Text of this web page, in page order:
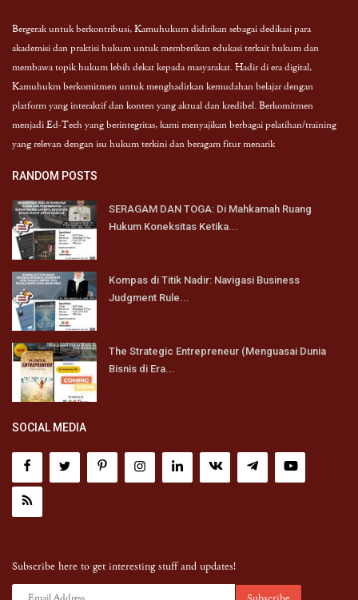
Bergerak untuk berkontribusi, Kamuhukum didirikan sebagai dedikasi para
akademisi dan praktisi hukum untuk memberikan edukasi terkait hukum dan
membawa topik hukum lebih dekat kepada masyarakat. Hadir di era digital,
Kamuhukm berkomitmen untuk menghadirkan kemudahan belajar dengan
platform yang interaktif dan konten yang aktual dan kredibel. Berkomitmen
menjadi Ed-Tech yang berintegritas, kami menyajikan berbagai pelatihan/training
yang relevan dengan isu hukum terkini dan beragam fitur menarik
RANDOM POSTS
SERAGAM DAN TOGA: Di Mahkamah Ruang
Hukum Koneksitas Ketika...
Kompas di Titik Nadir: Navigasi Business
Judgment Rule...
The Strategic Entrepreneur (Menguasai Dunia
Bisnis di Era...
SOCIAL MEDIA
Subscribe here to get interesting stuff and updates!